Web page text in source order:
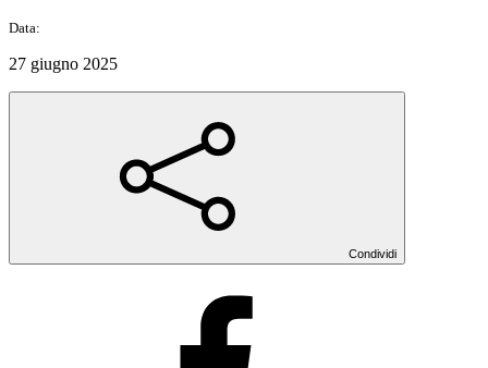
Data:
27 giugno 2025
Condividi